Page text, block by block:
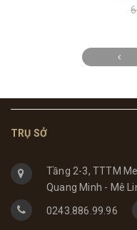
TRỤ SỞ
Tầng 2-3, TTTM
Quang Minh - Mê
0243.886.99.96